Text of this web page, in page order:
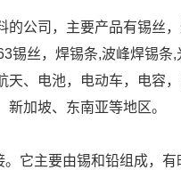
公司，主要产品有锡丝
锡丝，焊锡条,波峰焊锡
、电池，电动车，电容
加坡、东南亚等地区。
它主要由锡和铅组成，有